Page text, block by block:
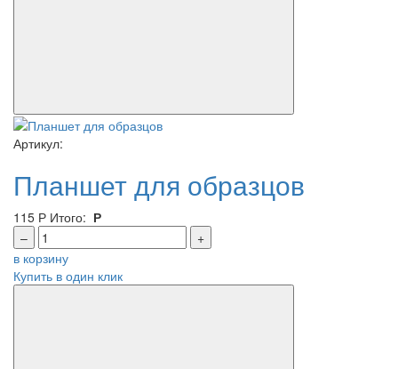
Артикул:
Планшет для образцов
115 Р Итого: Р
–
+
в корзину
Купить в один клик